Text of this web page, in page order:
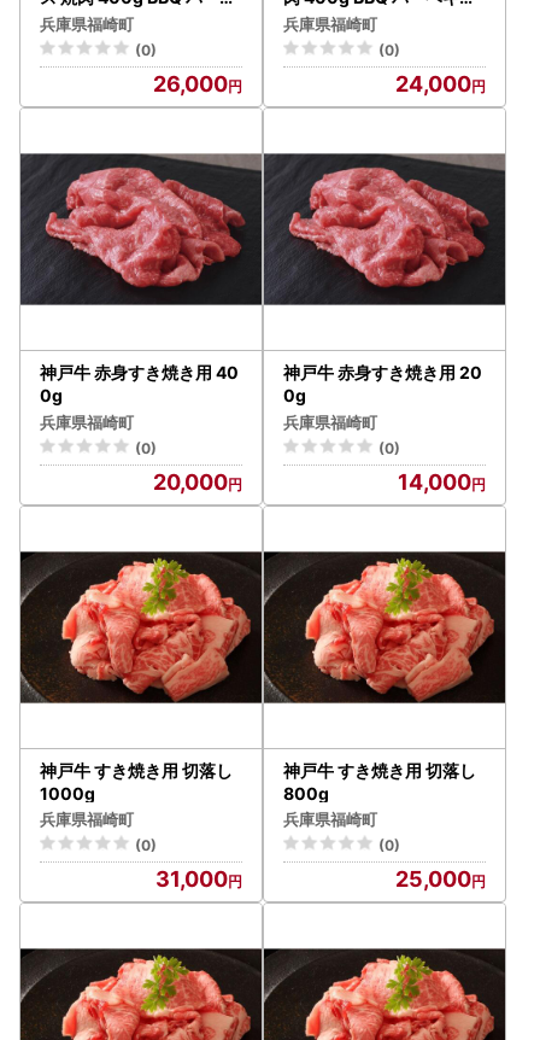
キュー アウトドア ギフト
兵庫県福崎町
(0)
26,000
ー アウトドア ギフト
兵庫県福崎町
(0)
24,000
神戸牛 赤身すき焼き用 40
0g
兵庫県福崎町
(0)
20,000
神戸牛 赤身すき焼き用 20
0g
兵庫県福崎町
(0)
14,000
神戸牛 すき焼き用 切落し
1000g
兵庫県福崎町
(0)
31,000
神戸牛 すき焼き用 切落し
800g
兵庫県福崎町
(0)
25,000